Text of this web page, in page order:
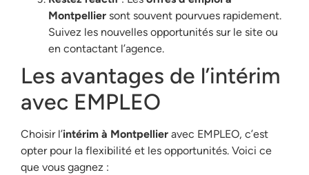
Montpellier sont souvent pourvues rapidement.
Suivez les nouvelles opportunités sur le site ou
en contactant l’agence.
Les avantages de l’intérim
avec EMPLEO
Choisir l’intérim à Montpellier avec EMPLEO, c’est
opter pour la flexibilité et les opportunités. Voici ce
que vous gagnez :